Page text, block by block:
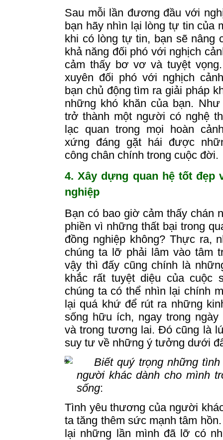
Sau mỗi lần đương đầu với
bạn hãy nhìn lại lòng tự tin của
khi có lòng tự tin, bạn sẽ nâng
khả năng đối phó với nghịch
cảm thấy bơ vơ và tuyệt
xuyên đối phó với nghịch
bạn chủ động tìm ra giải pháp
những khó khăn của bạn. Như
trở thành một người có nghệ
lạc quan trong mọi hoàn
xứng đáng gặt hái được
công chân chính trong cuộc đời.
4. Xây dựng quan hệ tốt đẹp
nghiệp
Bạn có bao giờ cảm thấy chán
phiền vì những thất bại trong
đồng nghiệp không? Thực ra,
chúng ta lỡ phải lâm vào tâm
vậy thì đấy cũng chính là
khắc rất tuyệt diệu của cuộc
chúng ta có thể nhìn lại chính
lại quá khứ để rút ra những
sống hữu ích, ngay trong ngày
và trong tương lai. Đó cũng là
suy tư về những ý tưởng dưới
Biết quý trọng những
người khác dành cho mình
sống:
Tình yêu thương của người
ta tăng thêm sức mạnh tâm
lại những lần mình đã lỡ có